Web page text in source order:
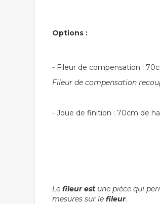
Options :
- Fileur de compensation :
Fileur de compensation
- Joue de finition : 70cm de
Lefileur est une pièce qui
mesures sur lefileur.